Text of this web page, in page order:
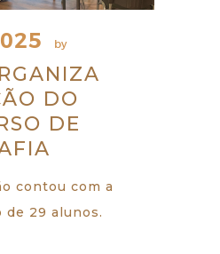
by
DO
DE
contou com a
de 29 alunos.